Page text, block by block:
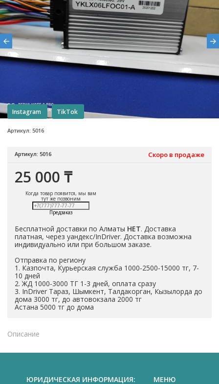
Артикул: 5016
Instagram TikTok
Артикул: 5016 Скоро в продаже
25 000 ₸
Когда товар появится, мы вам
тут же позвоним
Предзаказ
Бесплатной доставки по Алматы НЕТ. Доставка
платная, через уандекс/InDriver. Доставка возможна
индивидуально или при большом заказе.
Отправка по региону
1. Казпочта, Курьерская служба 1000-2500-15000 тг, 7-
10 дней
2. ЖД 1000-3000 ТГ 1-3 дней, оплата сразу
3. InDriver Тараз, Шымкент, Талдакорган, Кызылорда до
дома 3000 тг, до автовокзала 2000 тг
Астана 5000 тг до дома
Описание
ЮРИДИЧЕСКАЯ ИНФОРМАЦИЯ: МЕНЮ